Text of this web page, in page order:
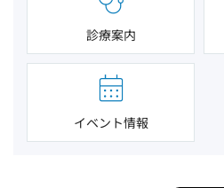
診療案内
イベント情報